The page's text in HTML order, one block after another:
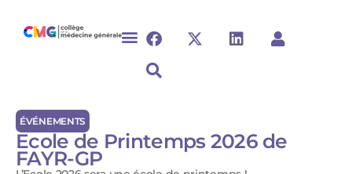
ÉVÉNEMENTS
Ecole de Printemps 2026 de
FAYR-GP